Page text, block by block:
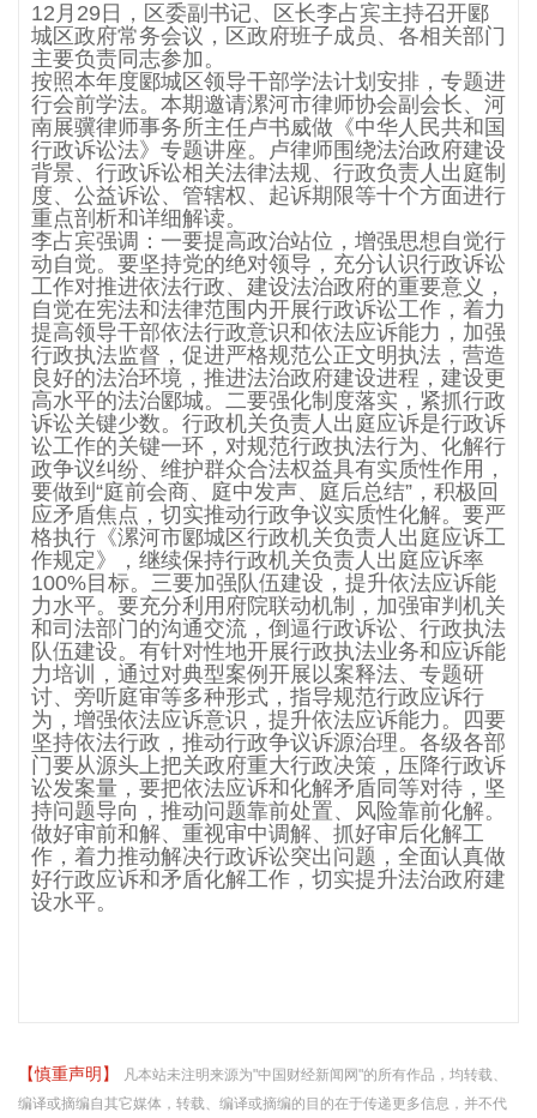
12月29日，区委副书记、区长李占宾主持召开郾
城区政府常务会议，区政府班子成员、各相关部门
主要负责同志参加。
按照本年度郾城区领导干部学法计划安排，专题进
行会前学法。本期邀请漯河市律师协会副会长、河
南展骥律师事务所主任卢书威做《中华人民共和国
行政诉讼法》专题讲座。卢律师围绕法治政府建设
背景、行政诉讼相关法律法规、行政负责人出庭制
度、公益诉讼、管辖权、起诉期限等十个方面进行
重点剖析和详细解读。
李占宾强调：一要提高政治站位，增强思想自觉行
动自觉。要坚持党的绝对领导，充分认识行政诉讼
工作对推进依法行政、建设法治政府的重要意义，
自觉在宪法和法律范围内开展行政诉讼工作，着力
提高领导干部依法行政意识和依法应诉能力，加强
行政执法监督，促进严格规范公正文明执法，营造
良好的法治环境，推进法治政府建设进程，建设更
高水平的法治郾城。二要强化制度落实，紧抓行政
诉讼关键少数。行政机关负责人出庭应诉是行政诉
讼工作的关键一环，对规范行政执法行为、化解行
政争议纠纷、维护群众合法权益具有实质性作用，
要做到“庭前会商、庭中发声、庭后总结”，积极回
应矛盾焦点，切实推动行政争议实质性化解。要严
格执行《漯河市郾城区行政机关负责人出庭应诉工
作规定》，继续保持行政机关负责人出庭应诉率
100%目标。三要加强队伍建设，提升依法应诉能
力水平。要充分利用府院联动机制，加强审判机关
和司法部门的沟通交流，倒逼行政诉讼、行政执法
队伍建设。有针对性地开展行政执法业务和应诉能
力培训，通过对典型案例开展以案释法、专题研
讨、旁听庭审等多种形式，指导规范行政应诉行
为，增强依法应诉意识，提升依法应诉能力。四要
坚持依法行政，推动行政争议诉源治理。各级各部
门要从源头上把关政府重大行政决策，压降行政诉
讼发案量，要把依法应诉和化解矛盾同等对待，坚
持问题导向，推动问题靠前处置、风险靠前化解。
做好审前和解、重视审中调解、抓好审后化解工
作，着力推动解决行政诉讼突出问题，全面认真做
好行政应诉和矛盾化解工作，切实提升法治政府建
设水平。
【慎重声明】
凡本站未注明来源为"中国财经新闻网"的所有作品，均转载、
编译或摘编自其它媒体，转载、编译或摘编的目的在于传递更多信息，并不代